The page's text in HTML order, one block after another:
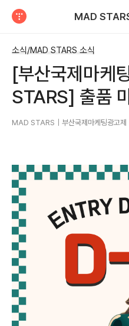
MAD
소식/MAD STARS 소식
[부산국제마케
STARS] 출품
MAD STARS｜부산국제마케팅광고제